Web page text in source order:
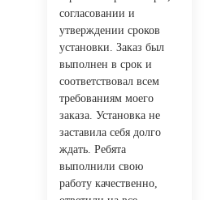
согласовании и
утверждении сроков
установки. Заказ был
выполнен в срок и
соответствовал всем
требованиям моего
заказа. Установка не
заставила себя долго
ждать. Ребята
выполнили свою
работу качественно,